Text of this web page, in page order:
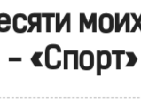
«Спорт»